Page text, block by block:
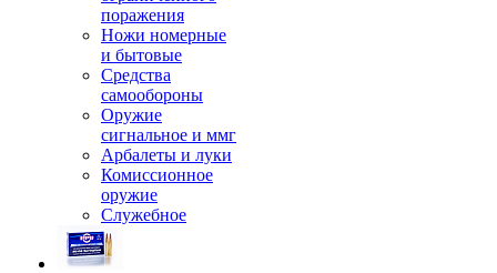
поражения
Ножи номерные
и бытовые
Средства
самообороны
Оружие
сигнальное и ммг
Арбалеты и луки
Комиссионное
оружие
Служебное